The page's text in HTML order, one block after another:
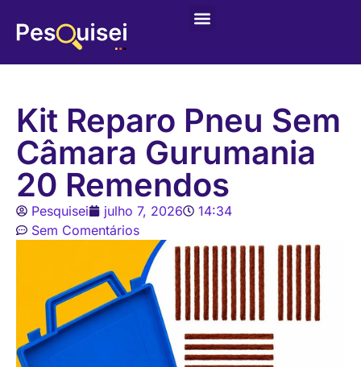
Kit Reparo Pneu Sem
Câmara Gurumania
20 Remendos
Pesquisei julho 7, 2026
14:34
Sem Comentários